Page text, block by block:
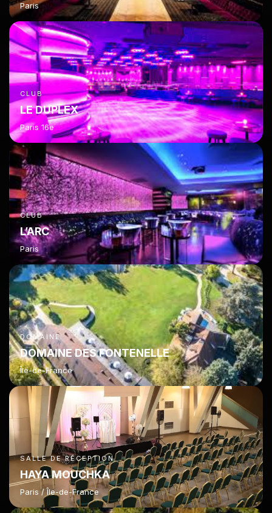
Paris
CLUB
LE DUPLEX
Paris 16e
CLUB
L’ARC
Paris
DOMAINE
DOMAINE DES FONTENELLE
Île-de-France
SALLE DE RÉCEPTION
HAYA MOUCHKA
Paris / Île-de-France